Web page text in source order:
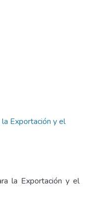
Exportación y el
la Exportación y el